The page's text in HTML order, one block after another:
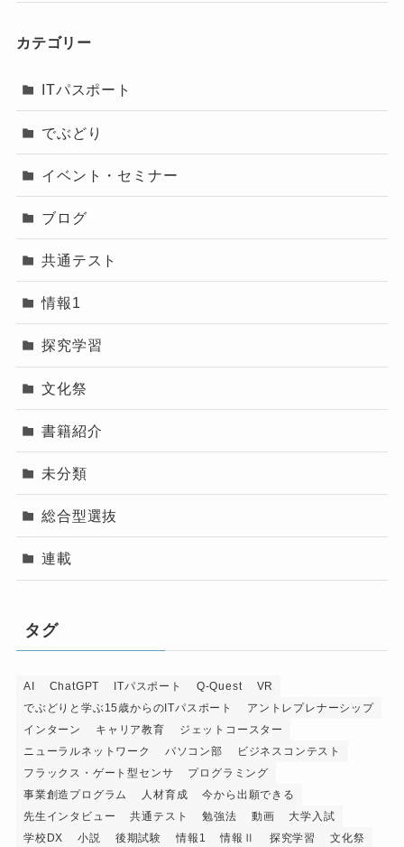
カテゴリー
ITパスポート
でぶどり
イベント・セミナー
ブログ
共通テスト
情報1
探究学習
文化祭
書籍紹介
未分類
総合型選抜
連載
タグ
AI ChatGPT ITパスポート Q-Quest
VR
でぶどりと学ぶ15歳からのITパスポート
アントレプレナーシップ
インターン
キャリア教育
ジェットコースター
ニューラルネットワーク
パソコン部
ビジネスコンテスト
フラックス・ゲート型センサ
プログラミング
事業創造プログラム
人材育成
今から出願できる
先生インタビュー
共通テスト 勉強法 動画
大学入試
学校DX
小説 後期試験 情報1 情報Ⅱ 探究学習 文化祭